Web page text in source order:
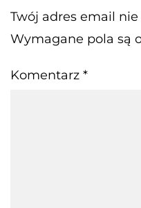
Twój adres email
Wymagane pola są
Komentarz *